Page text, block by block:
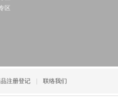
区
注册登记 联络我们